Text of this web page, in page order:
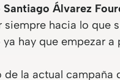
Álvarez
hacia lo que
hay que empezar a
la actual